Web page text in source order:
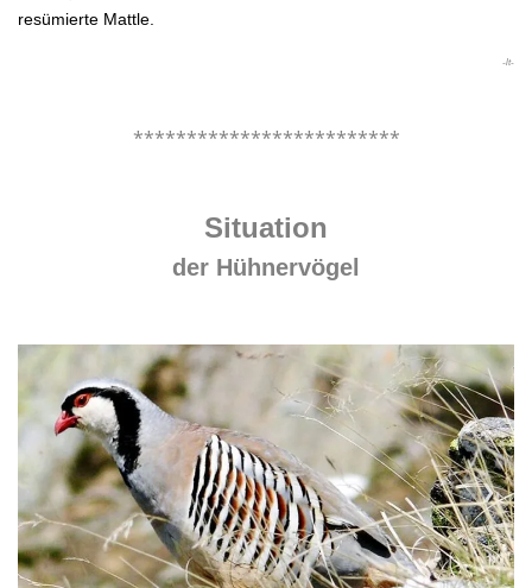
resümierte Mattle.
-lt-
*************************
Situation
der Hühnervögel